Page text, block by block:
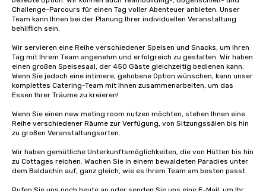
Challenge-Parcours für einen Tag voller Abenteuer anbieten. Unser
Team kann Ihnen bei der Planung Ihrer individuellen Veranstaltung
behilflich sein.
Wir servieren eine Reihe verschiedener Speisen und Snacks, um Ihren
Tag mit Ihrem Team angenehm und erfolgreich zu gestalten. Wir haben
einen großen Speisesaal, der 450 Gäste gleichzeitig bedienen kann.
Wenn Sie jedoch eine intimere, gehobene Option wünschen, kann unser
komplettes Catering-Team mit Ihnen zusammenarbeiten, um das
Essen Ihrer Träume zu kreieren!
Wenn Sie einen new meting room nutzen möchten, stehen Ihnen eine
Reihe verschiedener Räume zur Verfügung, von Sitzungssälen bis hin
zu großen Veranstaltungsorten.
Wir haben gemütliche Unterkunftsmöglichkeiten, die von Hütten bis hin
zu Cottages reichen. Wachen Sie in einem bewaldeten Paradies unter
dem Baldachin auf, ganz gleich, wie es Ihrem Team am besten passt.